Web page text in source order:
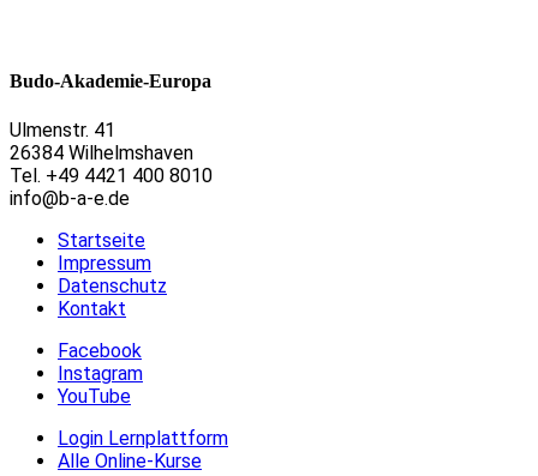
Budo-Akademie-Europa
Ulmenstr. 41
26384 Wilhelmshaven
Tel. +49 4421 400 8010
info@b-a-e.de
Startseite
Impressum
Datenschutz
Kontakt
Facebook
Instagram
YouTube
Login Lernplattform
Alle Online-Kurse